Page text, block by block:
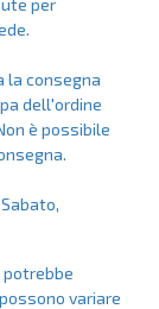
per
la consegna
dell'ordine
è possibile
potrebbe
variare